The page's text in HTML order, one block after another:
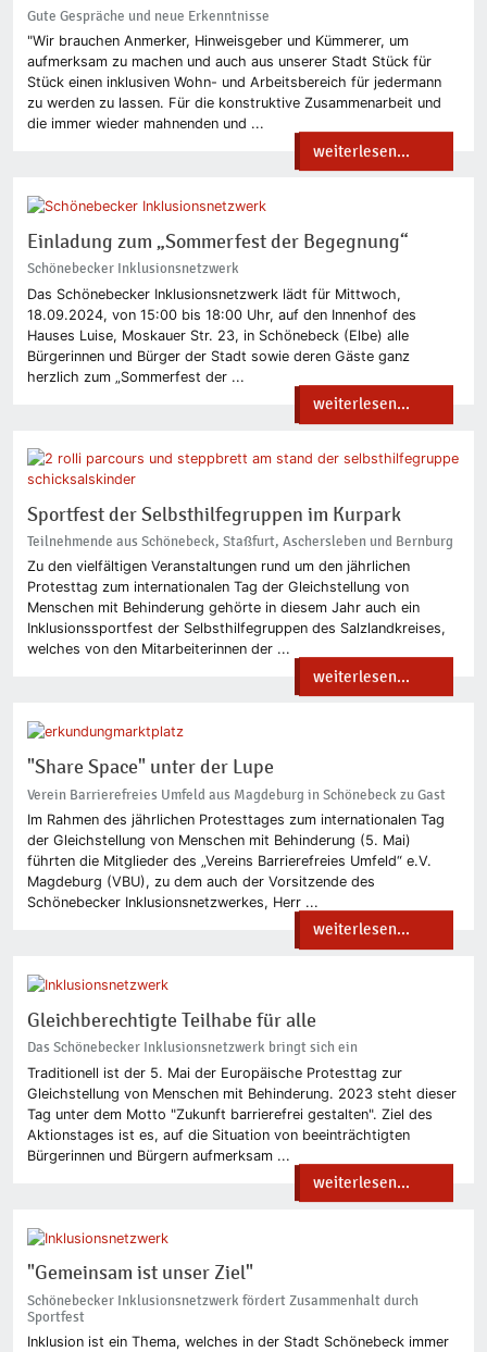
Gute Gespräche und neue Erkenntnisse
"Wir brauchen Anmerker, Hinweisgeber und Kümmerer, um
aufmerksam zu machen und auch aus unserer Stadt Stück für
Stück einen inklusiven Wohn- und Arbeitsbereich für jedermann
zu werden zu lassen. Für die konstruktive Zusammenarbeit und
die immer wieder mahnenden und ...
weiterlesen...
Einladung zum „Sommerfest der Begegnung“
Schönebecker Inklusionsnetzwerk
Das Schönebecker Inklusionsnetzwerk lädt für Mittwoch,
18.09.2024, von 15:00 bis 18:00 Uhr, auf den Innenhof des
Hauses Luise, Moskauer Str. 23, in Schönebeck (Elbe) alle
Bürgerinnen und Bürger der Stadt sowie deren Gäste ganz
herzlich zum „Sommerfest der ...
weiterlesen...
Sportfest der Selbsthilfegruppen im Kurpark
Teilnehmende aus Schönebeck, Staßfurt, Aschersleben und Bernburg
Zu den vielfältigen Veranstaltungen rund um den jährlichen
Protesttag zum internationalen Tag der Gleichstellung von
Menschen mit Behinderung gehörte in diesem Jahr auch ein
Inklusionssportfest der Selbsthilfegruppen des Salzlandkreises,
welches von den Mitarbeiterinnen der ...
weiterlesen...
"Share Space" unter der Lupe
Verein Barrierefreies Umfeld aus Magdeburg in Schönebeck zu Gast
Im Rahmen des jährlichen Protesttages zum internationalen Tag
der Gleichstellung von Menschen mit Behinderung (5. Mai)
führten die Mitglieder des „Vereins Barrierefreies Umfeld“ e.V.
Magdeburg (VBU), zu dem auch der Vorsitzende des
Schönebecker Inklusionsnetzwerkes, Herr ...
weiterlesen...
Gleichberechtigte Teilhabe für alle
Das Schönebecker Inklusionsnetzwerk bringt sich ein
Traditionell ist der 5. Mai der Europäische Protesttag zur
Gleichstellung von Menschen mit Behinderung. 2023 steht dieser
Tag unter dem Motto "Zukunft barrierefrei gestalten". Ziel des
Aktionstages ist es, auf die Situation von beeinträchtigten
Bürgerinnen und Bürgern aufmerksam ...
weiterlesen...
"Gemeinsam ist unser Ziel"
Schönebecker Inklusionsnetzwerk fördert Zusammenhalt durch
Sportfest
Inklusion ist ein Thema, welches in der Stadt Schönebeck immer